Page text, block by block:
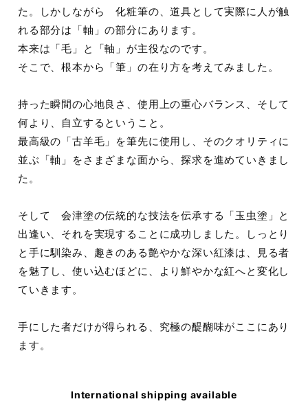
た。しかしながら 化粧筆の、道具として実際に人が触
れる部分は「軸」の部分にあります。
本来は「毛」と「軸」が主役なのです。
そこで、根本から「筆」の在り方を考えてみました。
持った瞬間の心地良さ、使用上の重心バランス、そして
何より、自立するということ。
最高級の「古羊毛」を筆先に使用し、そのクオリティに
並ぶ「軸」をさまざまな面から、探求を進めていきまし
た。
そして 会津塗の伝統的な技法を伝承する「玉虫塗」と
出逢い、それを実現することに成功しました。しっとり
と手に馴染み、趣きのある艶やかな深い紅漆は、見る者
を魅了し、使い込むほどに、より鮮やかな紅へと変化し
ていきます。
手にした者だけが得られる、究極の醍醐味がここにあり
ます。
International shipping available